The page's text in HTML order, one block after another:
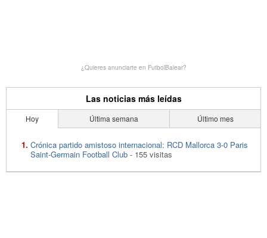
¿Quieres anunciarte en FutbolBalear?
Las noticias más leídas
Hoy Última semana Último mes
Crónica partido amistoso internacional: RCD Mallorca 3-0 Paris
Saint-Germain Football Club - 155 visitas